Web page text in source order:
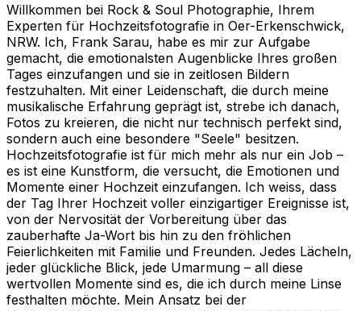
Willkommen bei Rock & Soul Photographie, Ihrem
Experten für Hochzeitsfotografie in Oer-Erkenschwick,
NRW. Ich, Frank Sarau, habe es mir zur Aufgabe
gemacht, die emotionalsten Augenblicke Ihres großen
Tages einzufangen und sie in zeitlosen Bildern
festzuhalten. Mit einer Leidenschaft, die durch meine
musikalische Erfahrung geprägt ist, strebe ich danach,
Fotos zu kreieren, die nicht nur technisch perfekt sind,
sondern auch eine besondere "Seele" besitzen.
Hochzeitsfotografie ist für mich mehr als nur ein Job –
es ist eine Kunstform, die versucht, die Emotionen und
Momente einer Hochzeit einzufangen. Ich weiss, dass
der Tag Ihrer Hochzeit voller einzigartiger Ereignisse ist,
von der Nervosität der Vorbereitung über das
zauberhafte Ja-Wort bis hin zu den fröhlichen
Feierlichkeiten mit Familie und Freunden. Jedes Lächeln,
jeder glückliche Blick, jede Umarmung – all diese
wertvollen Momente sind es, die ich durch meine Linse
festhalten möchte. Mein Ansatz bei der